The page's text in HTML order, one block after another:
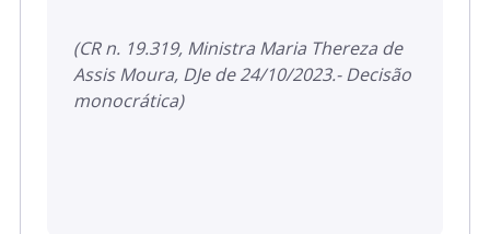
(CR n. 19.319, Ministra Maria Thereza de
Assis Moura, DJe de 24/10/2023.- Decisão
monocrática)